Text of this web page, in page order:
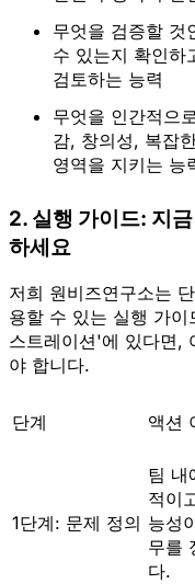
무엇을 검증할 것
수 있는지 확인하
검토하는 능력
무엇을 인간적으
감, 창의성, 복잡
영역을 지키는 능
2. 실행 가이드: 지
하세요
저희 원비즈연구소는
용할 수 있는 실행 가이
스트레이션'에 있다면,
야 합니다.
단계 액션
1단계: 문제 정의
팀 내
적이
능성
무를
다.